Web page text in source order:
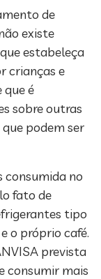
de
existe
estabeleça
crianças e
que é
sobre outras
podem ser
consumida no
fato de
tipo
o próprio café.
prevista
consumir mais